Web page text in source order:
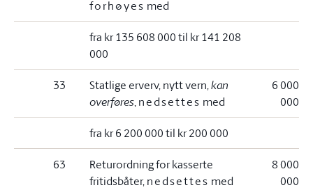
forhøyes med
fra kr 135 608 000 til kr 141 208
000
33 Statlige erverv, nytt vern,kan
overføres,nedsettes med
6 000
000
fra kr 6 200 000 til kr 200 000
63
Returordning for kasserte
fritidsbåter,nedsettes med
8 000
000